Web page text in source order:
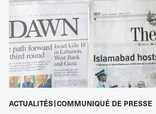
ACTUALITÉS COMMUNIQUÉ DE PRESSE